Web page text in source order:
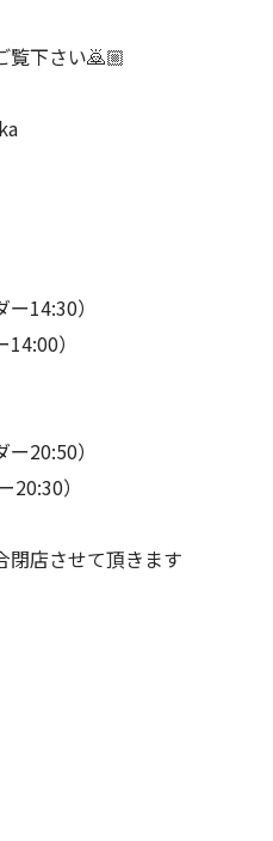
覧下さい🙇🏼
14:30）
）
20:50）
）
店させて頂きます